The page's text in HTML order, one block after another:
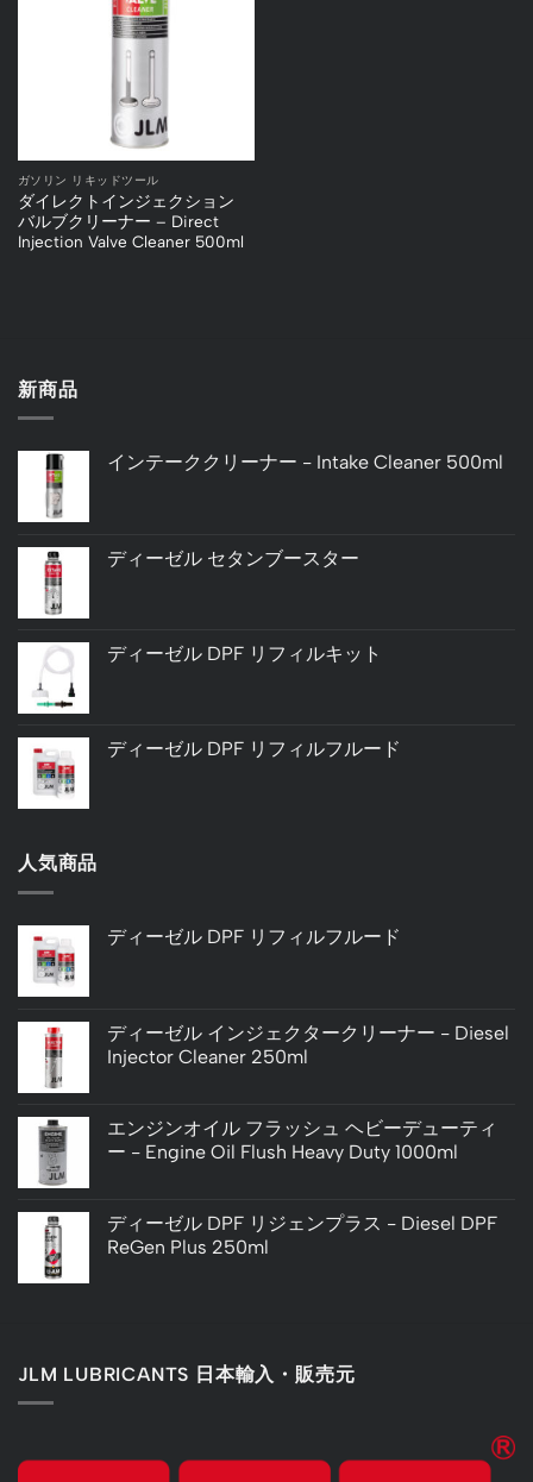
ガソリン リキッドツール
ダイレクトインジェクション
バルブクリーナー – Direct
Injection Valve Cleaner 500ml
新商品
インテーククリーナー - Intake Cleaner 500ml
ディーゼル セタンブースター
ディーゼル DPF リフィルキット
ディーゼル DPF リフィルフルード
人気商品
ディーゼル DPF リフィルフルード
ディーゼル インジェクタークリーナー - Diesel
Injector Cleaner 250ml
エンジンオイル フラッシュ ヘビーデューティ
ー - Engine Oil Flush Heavy Duty 1000ml
ディーゼル DPF リジェンプラス - Diesel DPF
ReGen Plus 250ml
JLM LUBRICANTS 日本輸入・販売元